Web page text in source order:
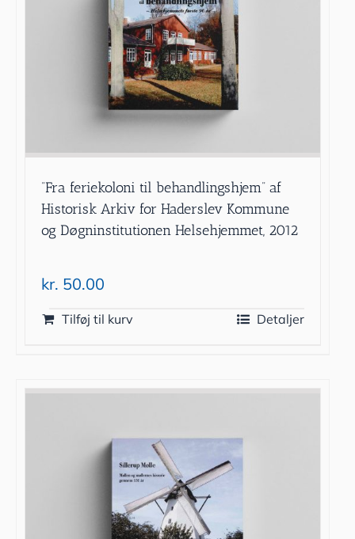
”Fra feriekoloni til behandlingshjem” af
Historisk Arkiv for Haderslev Kommune
og Døgninstitutionen Helsehjemmet, 2012
kr. 50.00
Tilføj til kurv Detaljer